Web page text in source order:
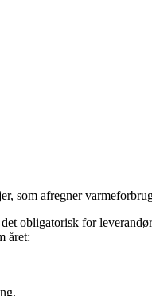
som afregner
obligatorisk for
året: